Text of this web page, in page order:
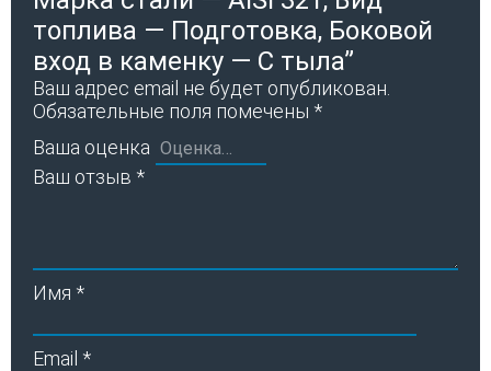
топлива — Подготовка, Боковой
вход в каменку — С тыла”
Ваш адрес email не будет опубликован.
Обязательные поля помечены *
Ваша оценка
Ваш отзыв *
Имя *
Email *